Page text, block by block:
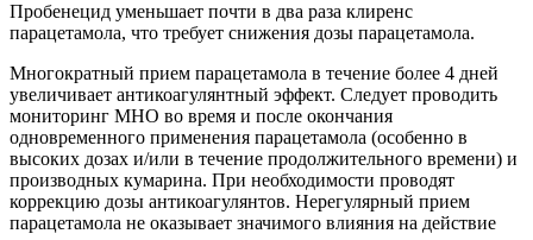
Пробенецид уменьшает почти в два раза клиренс
парацетамола, что требует снижения дозы парацетамола.
Многократный прием парацетамола в течение более 4 дней
увеличивает антикоагулянтный эффект. Следует проводить
мониторинг МНО во время и после окончания
одновременного применения парацетамола (особенно в
высоких дозах и/или в течение продолжительного времени) и
производных кумарина. При необходимости проводят
коррекцию дозы антикоагулянтов. Нерегулярный прием
парацетамола не оказывает значимого влияния на действие